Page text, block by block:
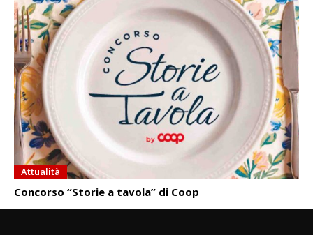
Attualità
Concorso “Storie a tavola” di Coop